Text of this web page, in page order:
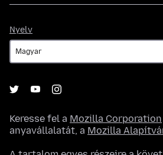
Nyelv
Keresse fel a Mozilla Corporation
anyavállalatát, a Mozilla